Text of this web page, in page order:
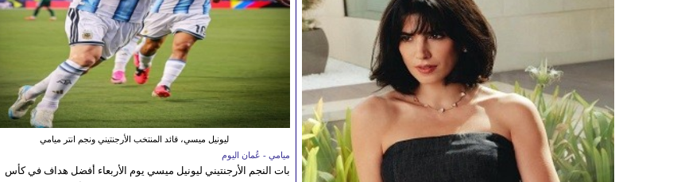
ليونيل ميسي، قائد المنتخب الأرجنتيني ونجم انتر ميامي
ميامي - عُمان اليوم
بات النجم الأرجنتيني ليونيل ميسي يوم الأربعاء أفضل هداف في كأس